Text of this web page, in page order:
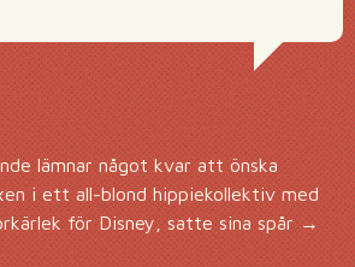
lämnar något kvar att önska
i ett all-blond hippiekollektiv med
för Disney, satte sina spår →